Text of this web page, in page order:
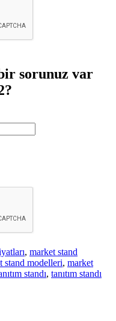
sorunuz var
, market stand
stand modelleri, market
standı, tanıtım standı